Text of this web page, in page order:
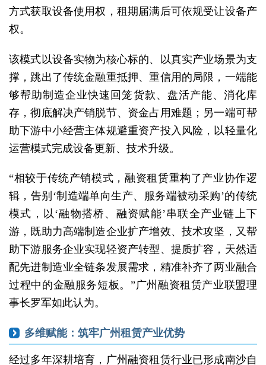
方式获取设备使用权，租期届满后可依规受让设备产
权。
该模式以设备实物为核心标的、以真实产业场景为支
撑，跳出了传统金融重抵押、重信用的局限，一端能
够帮助制造企业快速回笼货款、盘活产能、消化库
存，彻底解决产销脱节、资金占用难题；另一端可帮
助下游中小经营主体规避重资产投入风险，以轻量化
运营模式完成设备更新、技术升级。
“相较于传统产销模式，融资租赁重构了产业协作逻
辑，告别‘制造端单向生产、服务端被动采购’的传统
模式，以‘融物搭桥、融资赋能’串联全产业链上下
游，既助力高端制造企业扩产增效、技术攻坚，又帮
助下游服务企业实现轻资产转型、提质扩容，天然适
配先进制造业全链条发展需求，精准补齐了两业融合
过程中的金融服务短板。”广州融资租赁产业联盟理
事长罗军如此认为。
多维赋能：筑牢广州租赁产业优势
经过多年深耕培育，广州融资租赁行业已形成南沙自